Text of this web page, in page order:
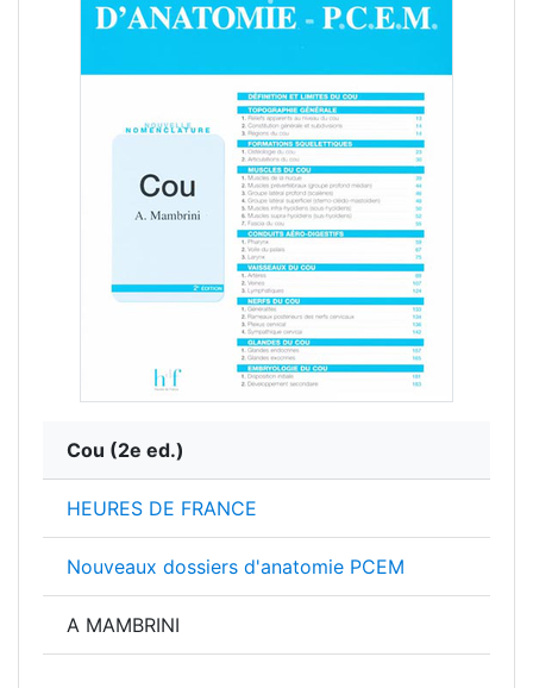
Cou (2e ed.)
HEURES DE FRANCE
Nouveaux dossiers d'anatomie PCEM
A MAMBRINI